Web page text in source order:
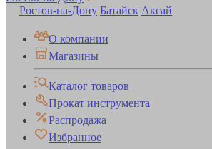
Ростов-на-Дону Батайск Аксай
О компании
Магазины
Каталог товаров
Прокат инструмента
Распродажа
Избранное